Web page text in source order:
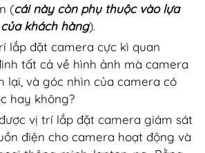
(cái này còn phụ thuộc vào lựa
khách hàng).
lắp đặt camera cực kì quan
tất cả về hình ảnh mà camera
lại, và góc nhìn của camera có
hay không?
vị trí lắp đặt camera giám sát
điện cho camera hoạt động và